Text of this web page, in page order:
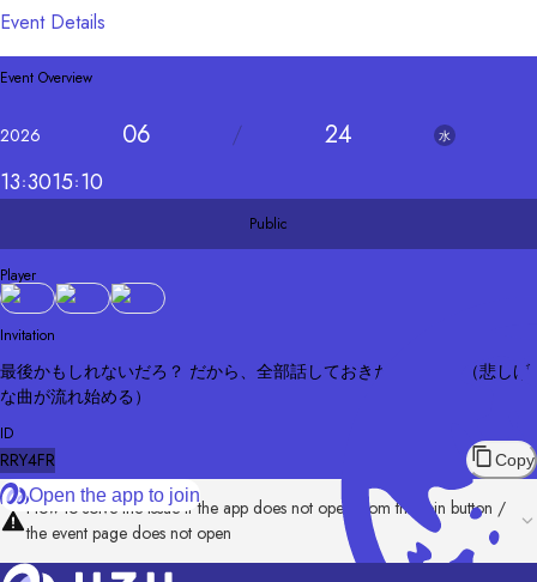
Event Details
Event Overview
2026 06 24 水
13 3015 10
Public
Player
Invitation
最後かもしれないだろ？ だから、全部話しておきたいんだ。 （悲しげ
な曲が流れ始める）
ID
RRY4FR Copy
Open the app to join
How to solve the issue if the app does not open from the join button /
the event page does not open